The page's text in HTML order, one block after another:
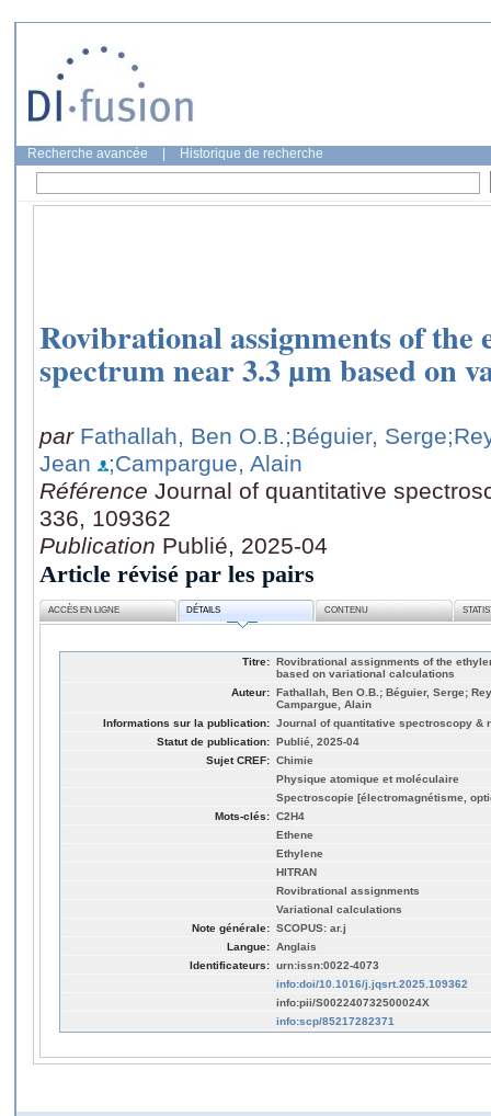
Recherche avancée Historique de recherche
Rovibrational assignments of the
spectrum near 3.3 µm based on
par Fathallah, Ben O.B.;Béguier, Serge
Jean
;Campargue, Alain
Référence Journal of quantitative
336, 109362
Publication Publié, 2025-04
Article révisé par les pairs
ACCÈS EN LIGNE DÉTAILS CONTENU
Titre: Rovibrational assignments of the
based on variational calculations
Auteur: Fathallah, Ben O.B.; Béguier, Serge;
Campargue, Alain
Informations sur la publication: Journal of quantitative spectroscopy &
Statut de publication: Publié, 2025-04
Sujet CREF: Chimie
Physique atomique et moléculaire
Spectroscopie [électromagnétisme,
Mots-clés: C2H4
Ethene
Ethylene
HITRAN
Rovibrational assignments
Variational calculations
Note générale: SCOPUS: ar.j
Langue: Anglais
Identificateurs: urn:issn:0022-4073
info:doi/10.1016/j.jqsrt.2025.109362
info:pii/S002240732500024X
info:scp/85217282371